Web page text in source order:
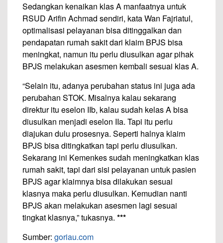
Sedangkan kenaikan klas A manfaatnya untuk
RSUD Arifin Achmad sendiri, kata Wan Fajriatul,
optimalisasi pelayanan bisa ditinggalkan dan
pendapatan rumah sakit dari klaim BPJS bisa
meningkat, namun itu perlu diusulkan agar pihak
BPJS melakukan asesmen kembali sesuai klas A.
“Selain itu, adanya perubahan status ini juga ada
perubahan STOK. Misalnya kalau sekarang
direktur itu eselon IIb, kalau sudah kelas A bisa
diusulkan menjadi eselon IIa. Tapi itu perlu
diajukan dulu prosesnya. Seperti halnya klaim
BPJS bisa ditingkatkan tapi perlu diusulkan.
Sekarang ini Kemenkes sudah meningkatkan klas
rumah sakit, tapi dari sisi pelayanan untuk pasien
BPJS agar klaimnya bisa dilakukan sesuai
klasnya maka perlu diusulkan. Kemudian nanti
BPJS akan melakukan asesmen lagi sesuai
tingkat klasnya,” tukasnya. ***
Sumber: goriau.com